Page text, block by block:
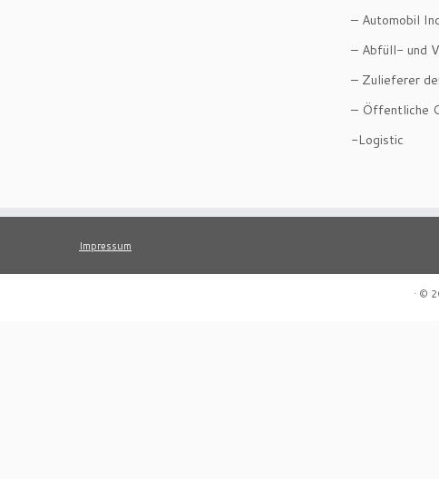
– Automobil
– Abfüll- und
– Zulieferer
– Öffentliche
-Logistic
Impressum
· ©